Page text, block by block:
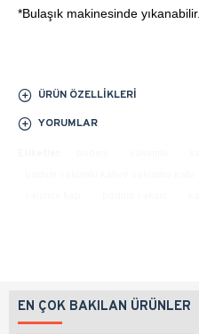
*Bulaşık makinesinde yıkanabilir.
ÜRÜN ÖZELLIKLERI
YORUMLAR
EN ÇOK BAKILAN ÜRÜNLER